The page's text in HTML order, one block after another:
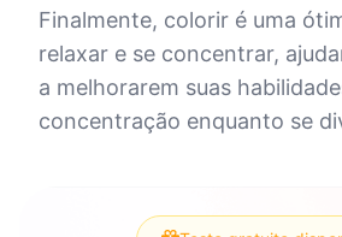
Finalmente, colorir é uma
relaxar e se concentrar,
a melhorarem suas
concentração enquanto se